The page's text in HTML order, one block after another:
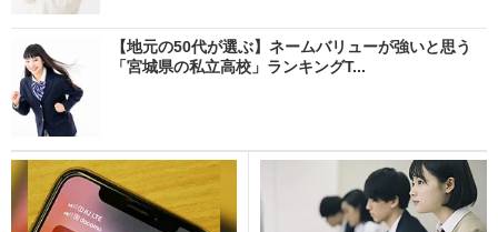
【地元の50代が選ぶ】ネームバリューが強いと思う
「宮城県の私立高校」ランキングT...